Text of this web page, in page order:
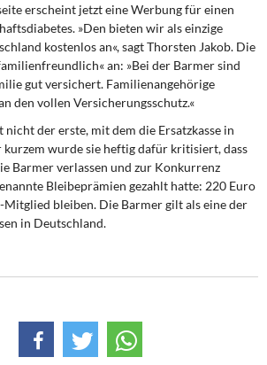
erscheint jetzt eine Werbung für einen
»Den bieten wir als einzige
kostenlos an«, sagt Thorsten Jakob. Die
an: »Bei der Barmer sind
gut versichert. Familienangehörige
den vollen Versicherungsschutz.«
der erste, mit dem die Ersatzkasse in
wurde sie heftig dafür kritisiert, dass
Barmer verlassen und zur Konkurrenz
Bleibeprämien gezahlt hatte: 220 Euro
Mitglied bleiben. Die Barmer gilt als eine der
in Deutschland.